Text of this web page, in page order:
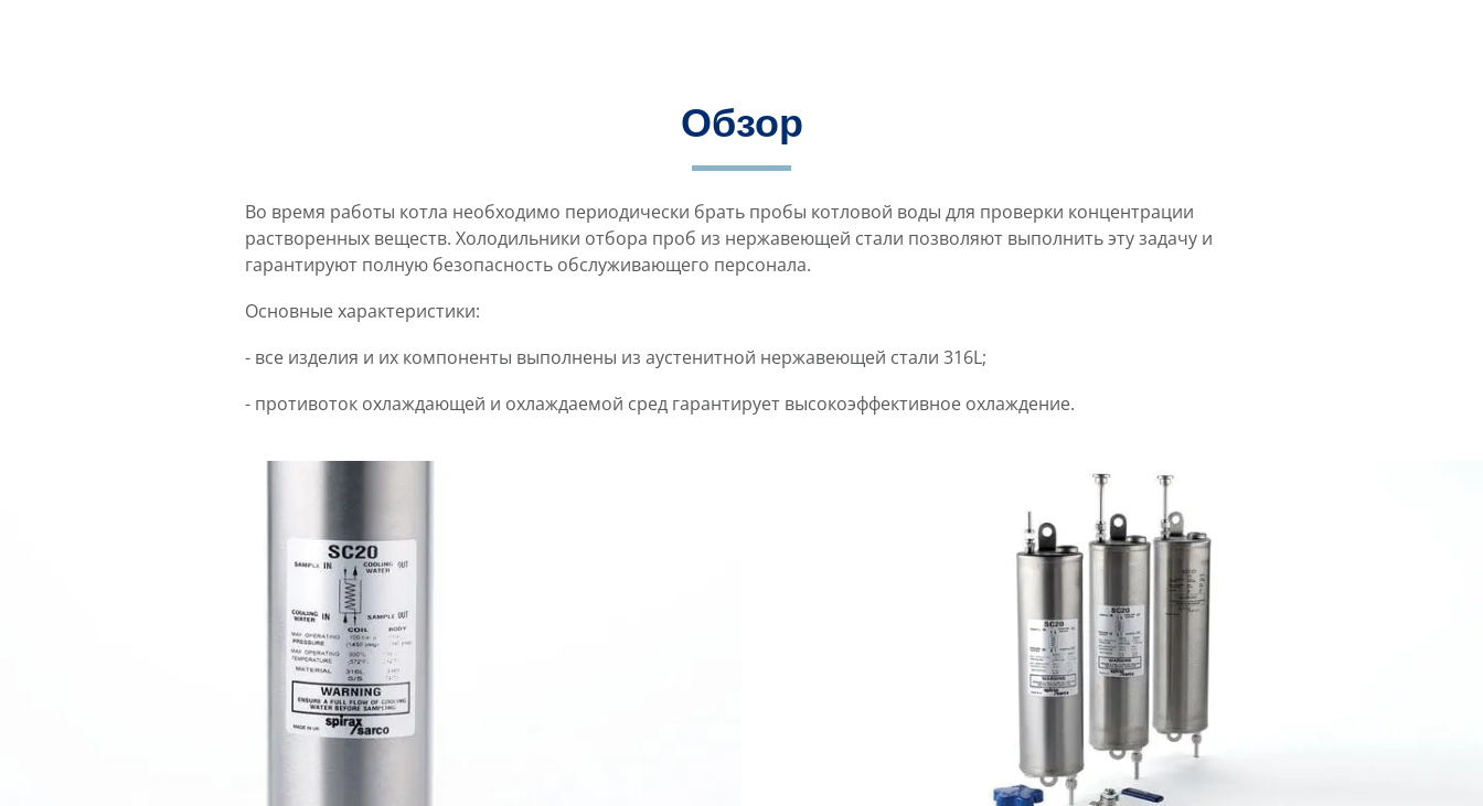
Обзор
Во время работы котла необходимо периодически брать пробы котловой воды для проверки концентрации
растворенных веществ. Холодильники отбора проб из нержавеющей стали позволяют выполнить эту задачу и
гарантируют полную безопасность обслуживающего персонала.
Основные характеристики:
- все изделия и их компоненты выполнены из аустенитной нержавеющей стали 316L;
- противоток охлаждающей и охлаждаемой сред гарантирует высокоэффективное охлаждение.